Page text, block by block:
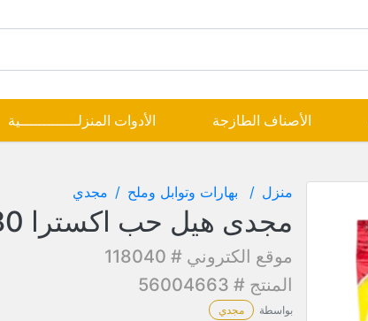
الأصناف الطازجة الأدوات المنزلـــــــــــــية
منزل بهارات وتوابل وملح مجدي
مجدى هيل حب اكسترا 80 جم
موقع الكتروني # 118040
المنتج # 56004663
بواسطة مجدي